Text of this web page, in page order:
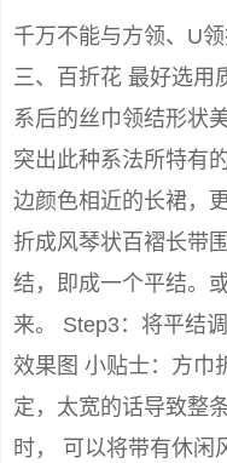
千万不能与方领、U领
三、百折花 最好选用
系后的丝巾领结形状
突出此种系法所特有
边颜色相近的长裙，
折成风琴状百褶长带
结，即成一个平结。
来。 Step3：将平结
效果图 小贴士：方巾
定，太宽的话导致整
时， 可以将带有休闲